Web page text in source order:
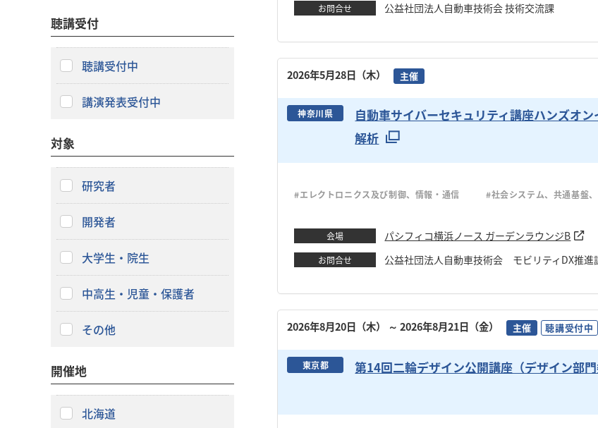
お問合せ 公益社団法人自動車技術会 技術交流課
2026年5月28日（木） 主催
神奈川県
自動車サイバーセキュリティ講座ハンズオ
解析
#エレクトロニクス及び制御、情報・通信 #社会システム、共通基盤
会場 パシフィコ横浜ノース ガーデンラウンジB
お問合せ 公益社団法人自動車技術会 モビリティDX推
2026年8月20日（木） ～ 2026年8月21日（金） 主催 聴講受付中
東京都 第14回二輪デザイン公開講座（デザイン部門
聴講受付
聴講受付中
講演発表受付中
対象
研究者
開発者
大学生・院生
中高生・児童・保護者
その他
開催地
北海道